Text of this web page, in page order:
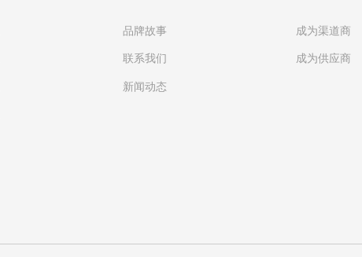
品牌故事
联系我们
新闻动态
成为渠道商
成为供应商